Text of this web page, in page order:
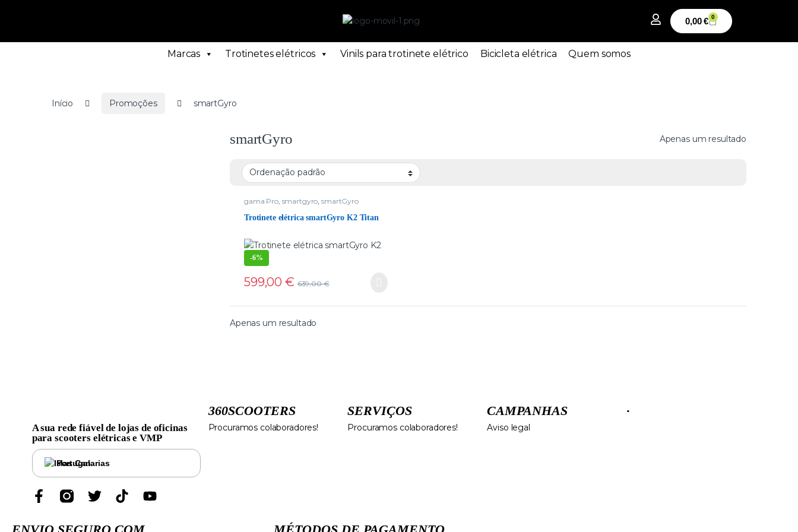
0,00€ 0
Marcas Trotinetes elétricos Vinils para trotinete elétrico Bicicleta elétrica Quem somos
Início Promoções smartGyro
smartGyro Apenas um resultado
gama Pro, smartgyro,smartGyro
Trotinete elétrica smartGyro K2 Titan
-6%
599,00€ 639,00€
Apenas um resultado
A sua rede fiável de lojas de oficinas
para scooters elétricas e VMP
Portugal
360SCOOTERS
Procuramos colaboradores!
SERVIÇOS
Procuramos colaboradores!
CAMPANHAS
Aviso legal
·